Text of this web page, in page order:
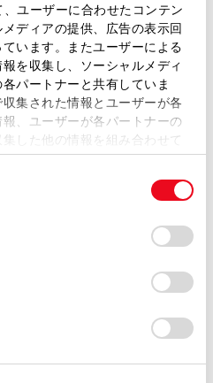
ユーザーに合わせたコンテン
ディアの提供、広告の表示回
います。またユーザーによる
を収集し、ソーシャルメディ
パートナーと共有していま
集された情報とユーザーが各
、ユーザーが各パートナーの
した他の情報を組み合わせて
ェブサイトの使用を続行する
ッキー)が保存されることに同
クッキー)のオプトアウト、
りするにあたっては、当社の
り扱いについて
」をご覧くだ